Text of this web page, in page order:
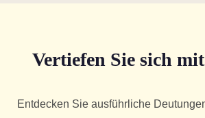
Vertiefen Sie sich
Entdecken Sie ausführliche